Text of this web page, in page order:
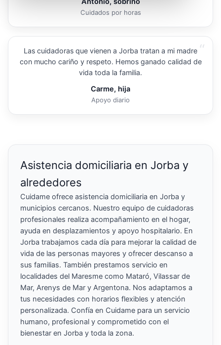
Cuidados por horas
“
Las cuidadoras que vienen a Jorba tratan a mi madre
con mucho cariño y respeto. Hemos ganado calidad de
vida toda la familia.
Carme, hija
Apoyo diario
Asistencia domiciliaria en Jorba y
alrededores
Cuidame ofrece asistencia domiciliaria en Jorba y
municipios cercanos. Nuestro equipo de cuidadoras
profesionales realiza acompañamiento en el hogar,
ayuda en desplazamientos y apoyo hospitalario. En
Jorba trabajamos cada día para mejorar la calidad de
vida de las personas mayores y ofrecer descanso a
sus familias. También prestamos servicio en
localidades del Maresme como Mataró, Vilassar de
Mar, Arenys de Mar y Argentona. Nos adaptamos a
tus necesidades con horarios flexibles y atención
personalizada. Confía en Cuidame para un servicio
humano, profesional y comprometido con el
bienestar en Jorba y toda la zona.